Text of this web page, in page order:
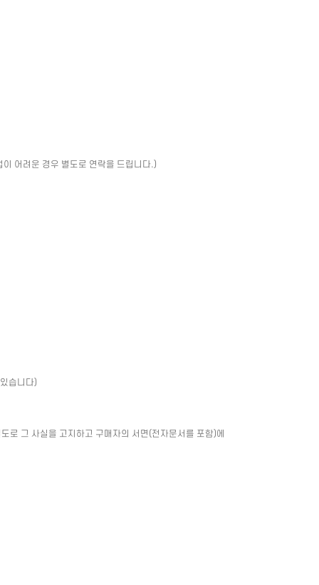
어려운 경우 별도로 연락을 드립니다.)
습니다)
로 그 사실을 고지하고 구매자의 서면(전자문서를 포함)에